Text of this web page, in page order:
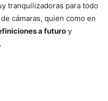
tranquilizadoras para todo
cámaras, quien como en
a futuro y